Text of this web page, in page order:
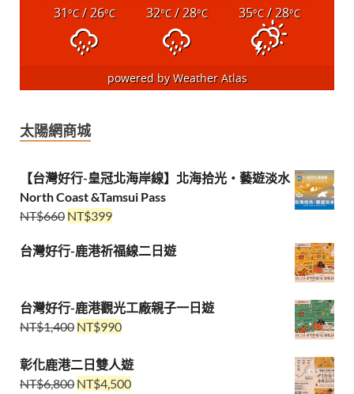
31°C/ 26°C 32°C/ 28°C 35°C/ 28°C
powered byWeather Atlas
太陽網商城
【台灣好行-皇冠北海岸線】北海拾光・藝遊淡水
North Coast &Tamsui Pass
NT$660 NT$399
台灣好行-鹿港祈福線二日遊
台灣好行-鹿港觀光工廠親子一日遊
NT$1,400 NT$990
彰化鹿港二日雙人遊
NT$6,800 NT$4,500